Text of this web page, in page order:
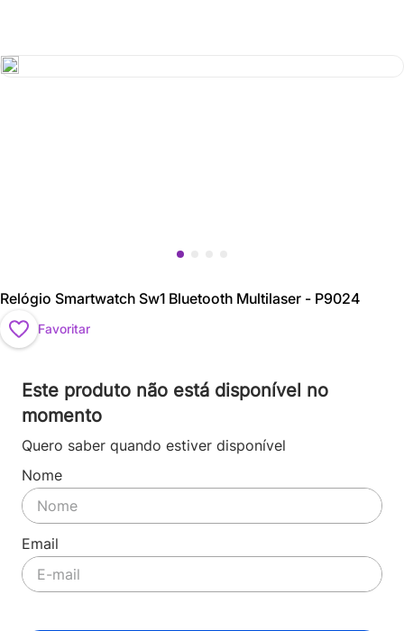
Relógio Smartwatch Sw1 Bluetooth Multilaser - P9024
Favoritar
Este produto não está disponível no
momento
Quero saber quando estiver disponível